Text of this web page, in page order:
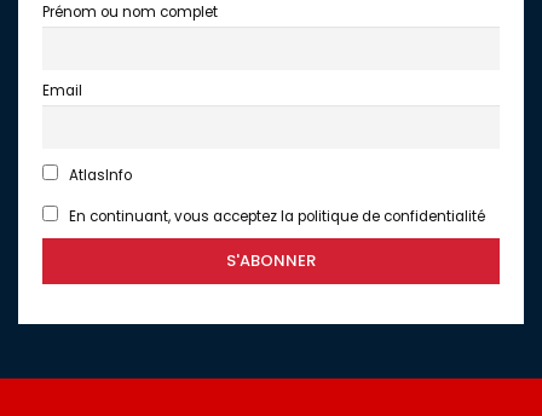
Prénom ou nom complet
Email
AtlasInfo
En continuant, vous acceptez la politique de confidentialité